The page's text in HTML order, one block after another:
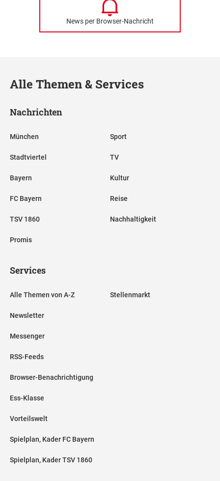
News per Browser-Nachricht
Alle Themen & Services
Nachrichten
München
Stadtviertel
Bayern
FC Bayern
TSV 1860
Promis
Sport
TV
Kultur
Reise
Nachhaltigkeit
Services
Alle Themen von A-Z
Newsletter
Messenger
RSS-Feeds
Browser-Benachrichtigung
Ess-Klasse
Vorteilswelt
Spielplan, Kader FC Bayern
Spielplan, Kader TSV 1860
Stellenmarkt